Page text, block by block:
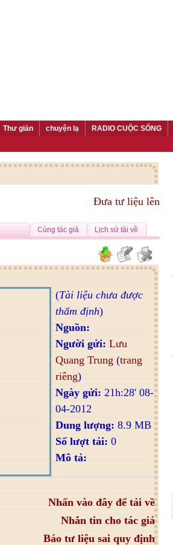
Thư giản chuyện lạ RADIO CUỘC SỐNG
Đưa tư liệu lên
Cùng tác giả Lịch sử tải về
(Tài liệu chưa được
thẩm định)
Nguồn:
Người gửi: Lưu
Quang Trung (trang
riêng)
Ngày gửi: 21h:28' 08-
04-2012
Dung lượng: 8.9 MB
Số lượt tải: 0
Mô tả:
Nhấn vào đây để tải về
Nhắn tin cho tác giả
Báo tư liệu sai quy định